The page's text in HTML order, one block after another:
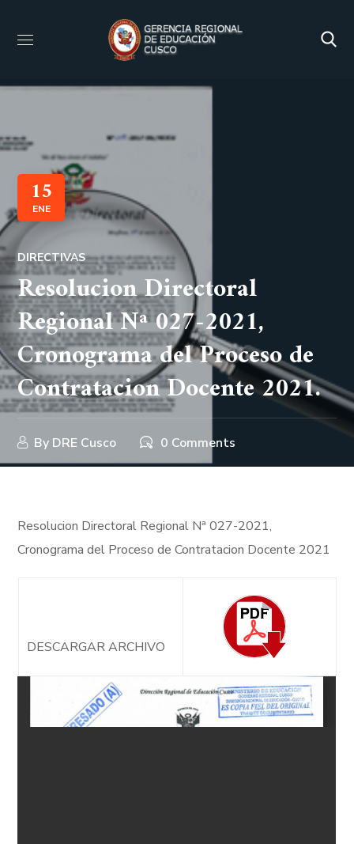
15
ENE
DIRECTIVAS
Resolucion Directoral
Regional Nª 027-2021,
Cronograma del Proceso de
Contratacion Docente 2021.
By DRE Cusco 0 Comments
Resolucion Directoral Regional Nª 027-2021,
Cronograma del Proceso de Contratacion Docente 2021
DESCARGAR ARCHIVO